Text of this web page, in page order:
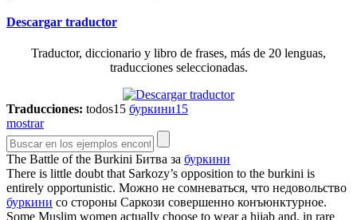
Descargar traductor
Traductor, diccionario y libro de frases, más de 20 lenguas,
traducciones seleccionadas.
Traducciones: todos15 буркини15
mostrar
The Battle of the Burkini Битва за буркини
There is little doubt that Sarkozy’s opposition to the burkini is
entirely opportunistic. Можно не сомневаться, что недовольство
буркини со стороны Саркози совершенно конъюнктурное.
Some Muslim women actually choose to wear a hijab and, in rare